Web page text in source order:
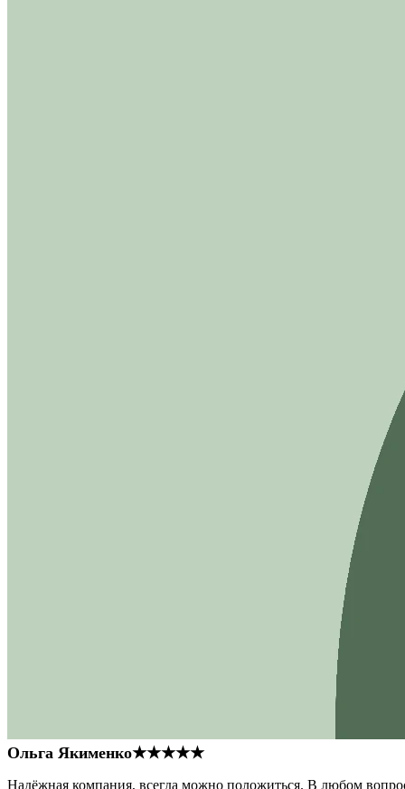
Ольга Якименко★★★★★
Надёжная компания, всегда можно положиться. В любом